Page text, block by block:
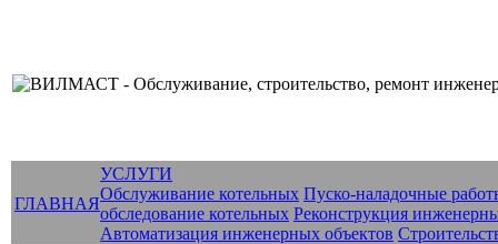
ГЛАВНАЯ
УСЛУГИ
Обслуживание котельных Пуско-наладочные
обследование котельных Реконструкция
Автоматизация инженерных объектов